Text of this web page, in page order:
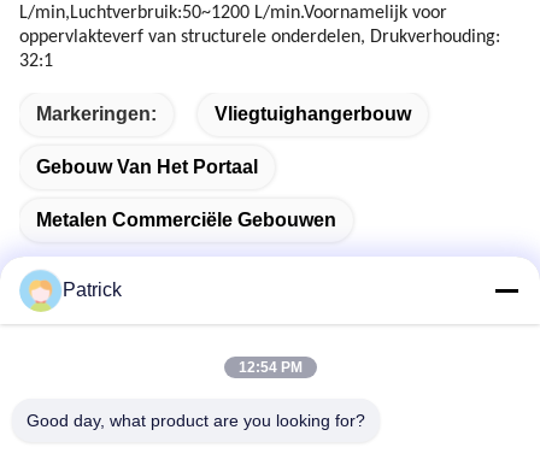
L/min,Luchtverbruik:50~1200 L/min.Voornamelijk voor
oppervlakteverf van structurele onderdelen, Drukverhouding:
32:1
Markeringen: Vliegtuighangerbouw
Gebouw Van Het Portaal
Metalen Commerciële Gebouwen
Adres
Patrick
12:54 PM
Good day, what product are you looking for?